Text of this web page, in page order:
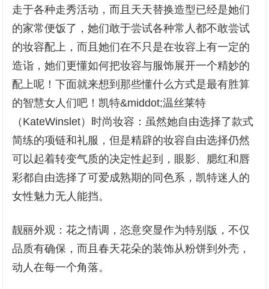
走于各种走秀活动，而且天天替换造型已经是她们
的家常便饭了，她们敢于尝试各种常人都不敢尝试
的妆容配上，而且她们在不只是在妆容上有一定的
造诣，她们更懂如何把妆容与服饰展开一个精妙的
配上呢！下面就来想到那些懂什么方式是最有胜算
的智慧女人们吧！凯特&middot;温丝莱特
（KateWinslet）时尚妆容：虽然她自由选择了款式
简练的项链和礼服，但是精辟的妆容自由选择仍然
可以起着转变气质的决定性起到，眼影、腮红和唇
彩都自由选择了可爱成熟期的同色系，凯特迷人的
女性魅力无人能挡。
靓丽外观：花之情调，恣意突显作为特别版，不仅
品质有确保，而且春天花朵的装饰从粉饼到外壳，
动人在每一个角落。